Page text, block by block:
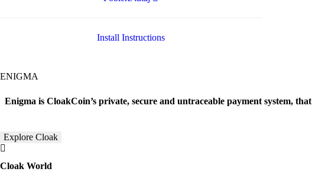
Install Instructions
ENIGMA
Enigma is CloakCoin’s private, secure and untraceable payment system,
Explore Cloak
Cloak World